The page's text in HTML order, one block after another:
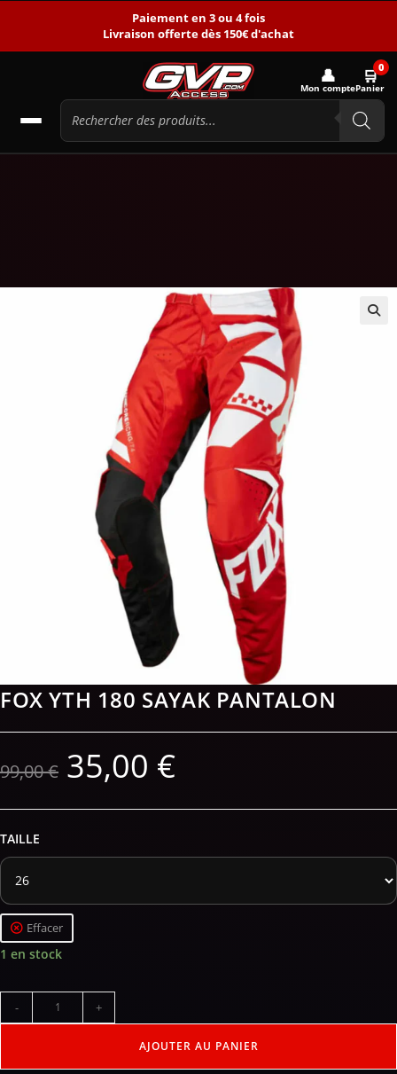
Paiement en 3 ou 4 fois
Livraison offerte dès 150€ d'achat
👤
Mon compte
🛒0
Panier
FOX YTH 180 SAYAK PANTALON
99,00€ 35,00 €
TAILLE
Effacer
1 en stock
- +
AJOUTER AU PANIER